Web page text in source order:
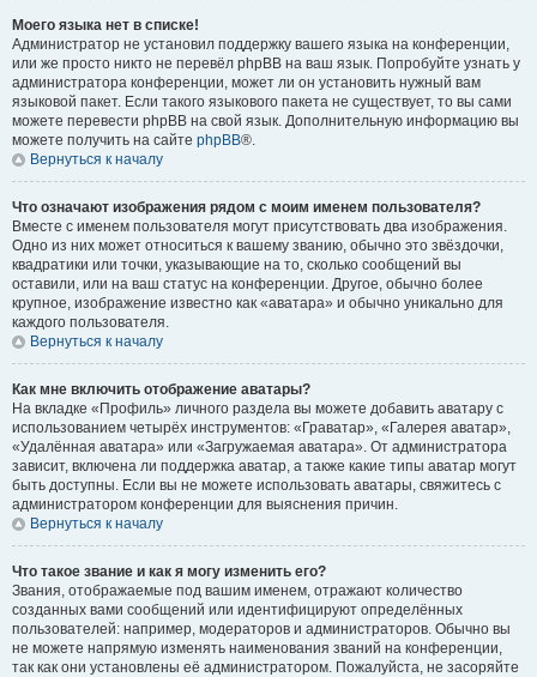
Моего языка нет в списке!
Администратор не установил поддержку вашего языка на конференции,
или же просто никто не перевёл phpBB на ваш язык. Попробуйте узнать у
администратора конференции, может ли он установить нужный вам
языковой пакет. Если такого языкового пакета не существует, то вы сами
можете перевести phpBB на свой язык. Дополнительную информацию вы
можете получить на сайте phpBB®.
Вернуться к началу
Что означают изображения рядом с моим именем пользователя?
Вместе с именем пользователя могут присутствовать два изображения.
Одно из них может относиться к вашему званию, обычно это звёздочки,
квадратики или точки, указывающие на то, сколько сообщений вы
оставили, или на ваш статус на конференции. Другое, обычно более
крупное, изображение известно как «аватара» и обычно уникально для
каждого пользователя.
Вернуться к началу
Как мне включить отображение аватары?
На вкладке «Профиль» личного раздела вы можете добавить аватару с
использованием четырёх инструментов: «Граватар», «Галерея аватар»,
«Удалённая аватара» или «Загружаемая аватара». От администратора
зависит, включена ли поддержка аватар, а также какие типы аватар могут
быть доступны. Если вы не можете использовать аватары, свяжитесь с
администратором конференции для выяснения причин.
Вернуться к началу
Что такое звание и как я могу изменить его?
Звания, отображаемые под вашим именем, отражают количество
созданных вами сообщений или идентифицируют определённых
пользователей: например, модераторов и администраторов. Обычно вы
не можете напрямую изменять наименования званий на конференции,
так как они установлены её администратором. Пожалуйста, не засоряйте